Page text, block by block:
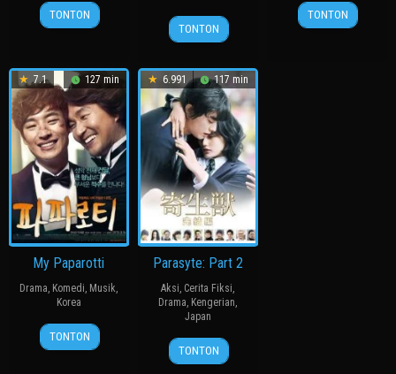
20
Jul
장
훈
TONTON
19
Aug
장
철
TONTON
27
Jul
봉
준
TONTON
7.1 127 min
My Paparotti
Drama, Komedi, Musik,
Korea
14
Mar
윤
종
TONTON
6.991 117 min
Parasyte: Part 2
Aksi, Cerita Fiksi,
Drama, Kengerian,
Japan
25
Apr
Takashi
Yamazaki
TONTON